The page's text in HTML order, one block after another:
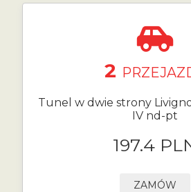
2
Tunel w dwie strony
IV nd-pt
197.4
ZAMÓW